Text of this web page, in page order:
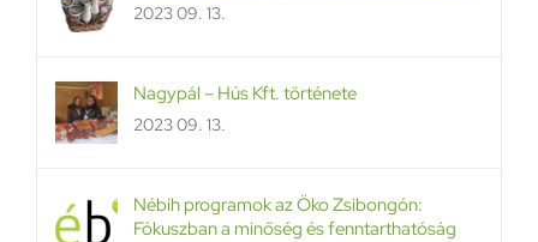
2023 09. 13.
Nagypál – Hús Kft. története
2023 09. 13.
Nébih programok az Öko Zsibongón:
Fókuszban a minőség és fenntarthatóság